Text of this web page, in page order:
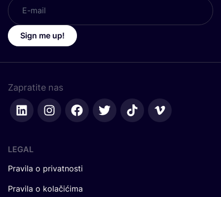
Sign me up!
Zapratite nas
LEGAL
Pravila o privatnosti
Pravila o kolačićima